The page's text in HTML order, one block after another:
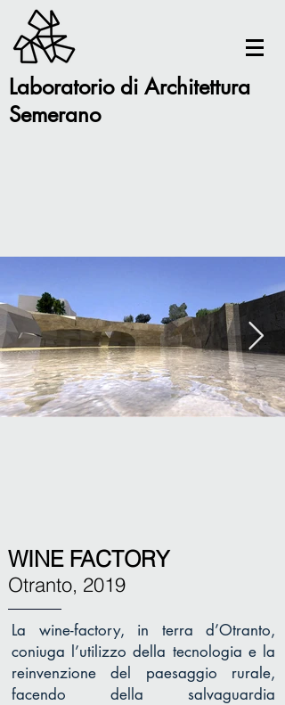
Laboratorio di Architettura
Semerano
WINE FACTORY
Otranto, 2019
La wine-factory, in terra d’Otranto,
coniuga l’utilizzo della tecnologia e la
reinvenzione del paesaggio rurale,
facendo della salvaguardia
5.jpg